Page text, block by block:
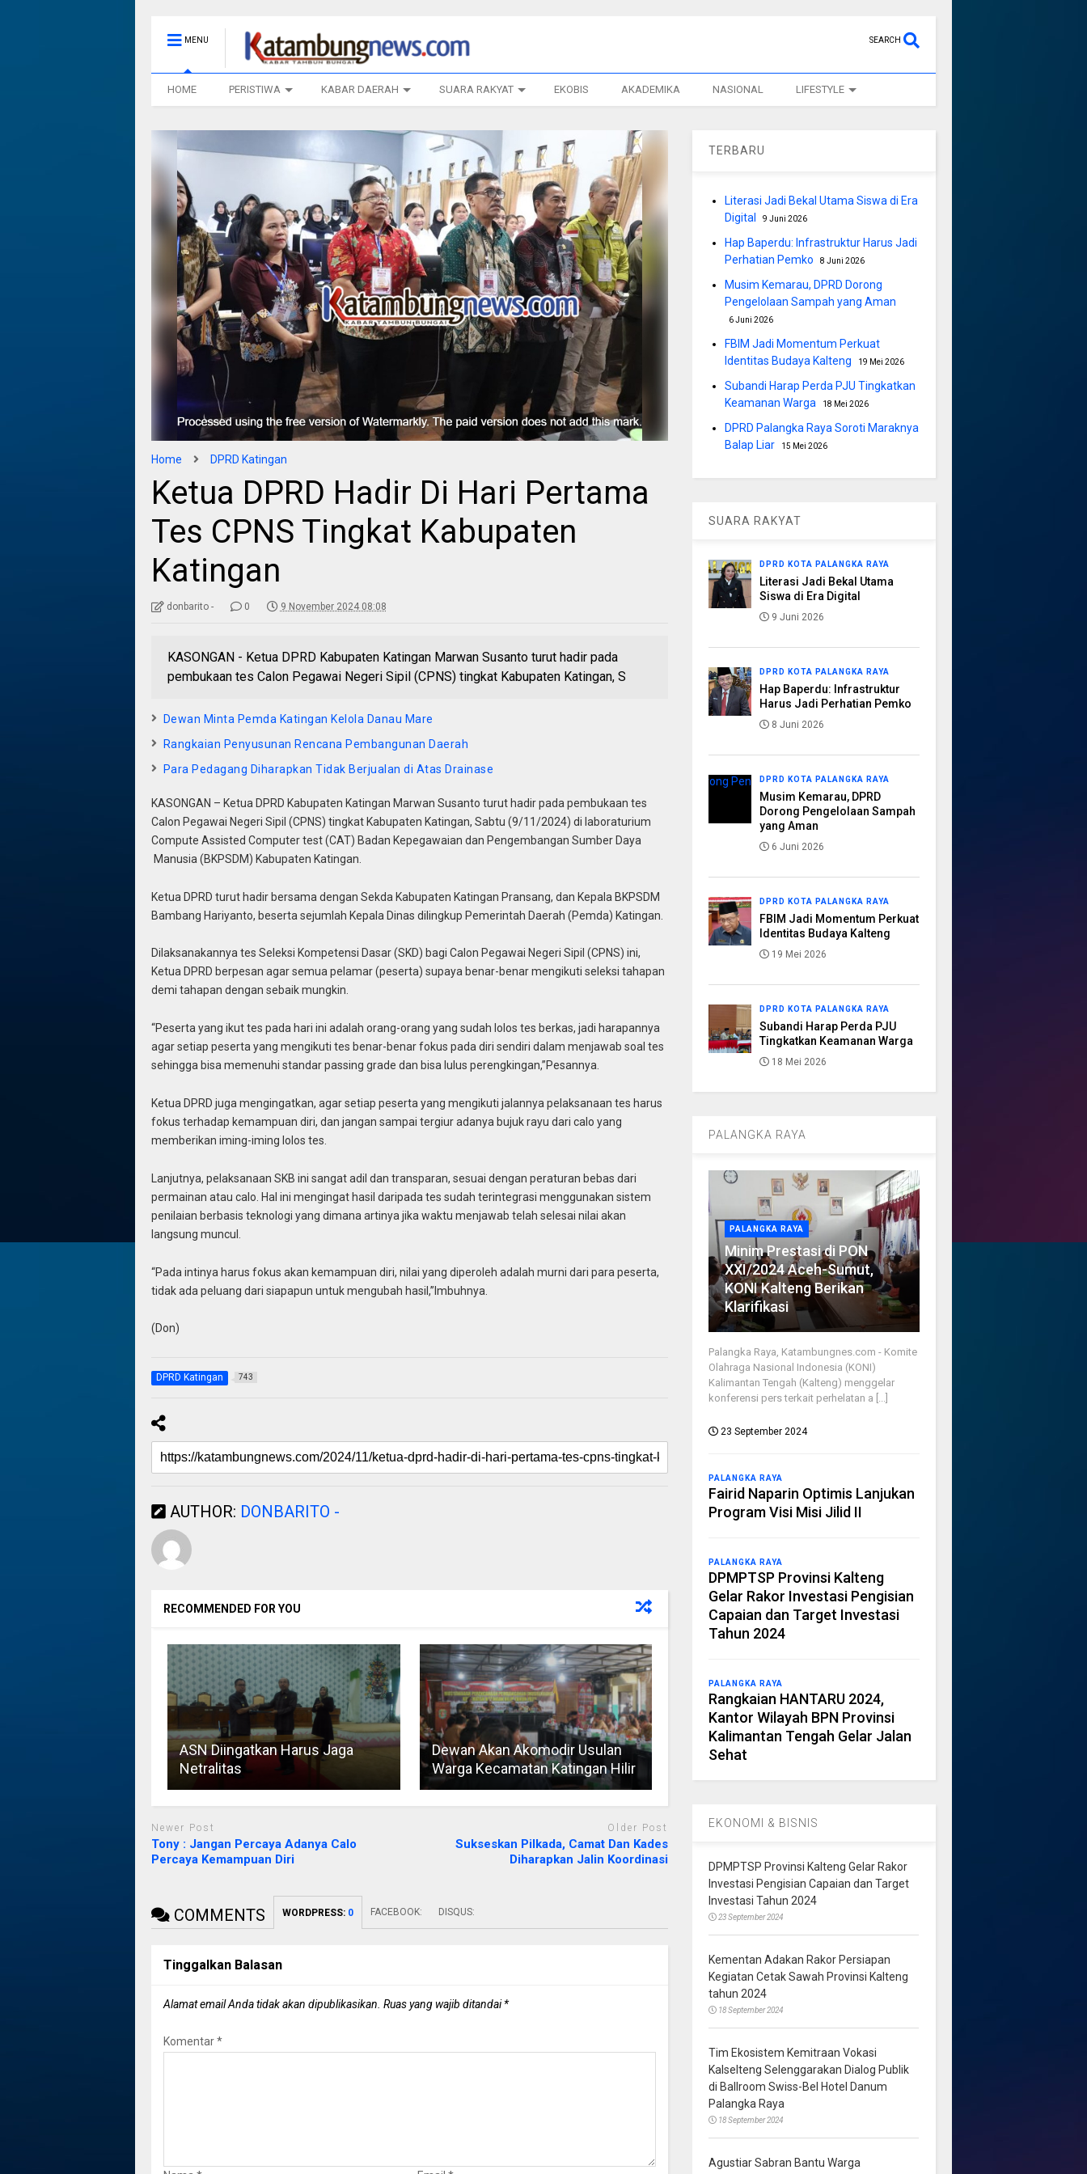
MENU SEARCH
HOME PERISTIWA KABAR DAERAH SUARA RAKYAT EKOBIS AKADEMIKA NASIONAL LIFESTYLE
Home DPRD Katingan
Ketua DPRD Hadir Di Hari Pertama
Tes CPNS Tingkat Kabupaten
Katingan
donbarito - 0 9 November 2024 08:08
KASONGAN - Ketua DPRD Kabupaten Katingan Marwan Susanto turut hadir pada
pembukaan tes Calon Pegawai Negeri Sipil (CPNS) tingkat Kabupaten Katingan, S
Dewan Minta Pemda Katingan Kelola Danau Mare
Rangkaian Penyusunan Rencana Pembangunan Daerah
Para Pedagang Diharapkan Tidak Berjualan di Atas Drainase
KASONGAN – Ketua DPRD Kabupaten Katingan Marwan Susanto turut hadir pada pembukaan tes
Calon Pegawai Negeri Sipil (CPNS) tingkat Kabupaten Katingan, Sabtu (9/11/2024) di laboraturium
Compute Assisted Computer test (CAT) Badan Kepegawaian dan Pengembangan Sumber Daya
Manusia (BKPSDM) Kabupaten Katingan.
Ketua DPRD turut hadir bersama dengan Sekda Kabupaten Katingan Pransang, dan Kepala BKPSDM
Bambang Hariyanto, beserta sejumlah Kepala Dinas dilingkup Pemerintah Daerah (Pemda) Katingan.
Dilaksanakannya tes Seleksi Kompetensi Dasar (SKD) bagi Calon Pegawai Negeri Sipil (CPNS) ini,
Ketua DPRD berpesan agar semua pelamar (peserta) supaya benar-benar mengikuti seleksi tahapan
demi tahapan dengan sebaik mungkin.
“Peserta yang ikut tes pada hari ini adalah orang-orang yang sudah lolos tes berkas, jadi harapannya
agar setiap peserta yang mengikuti tes benar-benar fokus pada diri sendiri dalam menjawab soal tes
sehingga bisa memenuhi standar passing grade dan bisa lulus perengkingan,”Pesannya.
Ketua DPRD juga mengingatkan, agar setiap peserta yang mengikuti jalannya pelaksanaan tes harus
fokus terhadap kemampuan diri, dan jangan sampai tergiur adanya bujuk rayu dari calo yang
memberikan iming-iming lolos tes.
Lanjutnya, pelaksanaan SKB ini sangat adil dan transparan, sesuai dengan peraturan bebas dari
permainan atau calo. Hal ini mengingat hasil daripada tes sudah terintegrasi menggunakan sistem
penilaian berbasis teknologi yang dimana artinya jika waktu menjawab telah selesai nilai akan
langsung muncul.
“Pada intinya harus fokus akan kemampuan diri, nilai yang diperoleh adalah murni dari para peserta,
tidak ada peluang dari siapapun untuk mengubah hasil,”Imbuhnya.
(Don)
DPRD Katingan 743
AUTHOR: DONBARITO -
RECOMMENDED FOR YOU
ASN Diingatkan Harus Jaga
Netralitas
Dewan Akan Akomodir Usulan
Warga Kecamatan Katingan Hilir
Newer Post
Tony : Jangan Percaya Adanya Calo
Percaya Kemampuan Diri
Older Post
Sukseskan Pilkada, Camat Dan Kades
Diharapkan Jalin Koordinasi
COMMENTS WORDPRESS: 0 FACEBOOK: DISQUS:
Tinggalkan Balasan
Alamat email Anda tidak akan dipublikasikan. Ruas yang wajib ditandai*
Komentar*
TERBARU
Literasi Jadi Bekal Utama Siswa di Era
Digital
9 Juni 2026
Hap Baperdu: Infrastruktur Harus Jadi
Perhatian Pemko
8 Juni 2026
Musim Kemarau, DPRD Dorong
Pengelolaan Sampah yang Aman
6 Juni 2026
FBIM Jadi Momentum Perkuat
Identitas Budaya Kalteng
19 Mei 2026
Subandi Harap Perda PJU Tingkatkan
Keamanan Warga
18 Mei 2026
DPRD Palangka Raya Soroti Maraknya
Balap Liar
15 Mei 2026
SUARA RAKYAT
DPRD KOTA PALANGKA RAYA
Literasi Jadi Bekal Utama
Siswa di Era Digital
9 Juni 2026
DPRD KOTA PALANGKA RAYA
Hap Baperdu: Infrastruktur
Harus Jadi Perhatian Pemko
8 Juni 2026
DPRD KOTA PALANGKA RAYA
Musim Kemarau, DPRD
Dorong Pengelolaan Sampah
yang Aman
6 Juni 2026
DPRD KOTA PALANGKA RAYA
FBIM Jadi Momentum Perkuat
Identitas Budaya Kalteng
19 Mei 2026
DPRD KOTA PALANGKA RAYA
Subandi Harap Perda PJU
Tingkatkan Keamanan Warga
18 Mei 2026
PALANGKA RAYA
PALANGKA RAYA
Minim Prestasi di PON
XXI/2024 Aceh-Sumut,
KONI Kalteng Berikan
Klarifikasi
Palangka Raya, Katambungnes.com - Komite
Olahraga Nasional Indonesia (KONI)
Kalimantan Tengah (Kalteng) menggelar
konferensi pers terkait perhelatan a [...]
23 September 2024
PALANGKA RAYA
Fairid Naparin Optimis Lanjukan
Program Visi Misi Jilid II
PALANGKA RAYA
DPMPTSP Provinsi Kalteng
Gelar Rakor Investasi Pengisian
Capaian dan Target Investasi
Tahun 2024
PALANGKA RAYA
Rangkaian HANTARU 2024,
Kantor Wilayah BPN Provinsi
Kalimantan Tengah Gelar Jalan
Sehat
EKONOMI & BISNIS
DPMPTSP Provinsi Kalteng Gelar Rakor
Investasi Pengisian Capaian dan Target
Investasi Tahun 2024
23 September 2024
Kementan Adakan Rakor Persiapan
Kegiatan Cetak Sawah Provinsi Kalteng
tahun 2024
18 September 2024
Tim Ekosistem Kemitraan Vokasi
Kalselteng Selenggarakan Dialog Publik
di Ballroom Swiss-Bel Hotel Danum
Palangka Raya
18 September 2024
Agustiar Sabran Bantu Warga